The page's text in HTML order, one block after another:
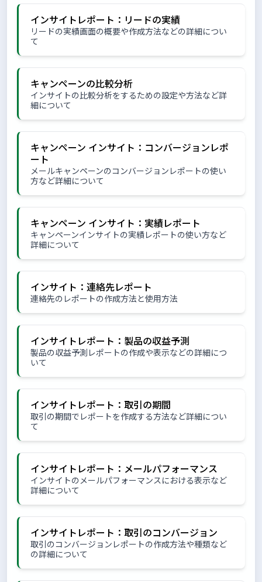
インサイトレポート：リードの実績
リードの実績画面の概要や作成方法などの詳細につい
て
キャンペーンの比較分析
インサイトの比較分析をするための設定や方法など詳
細について
キャンペーン インサイト：コンバージョンレポ
ート
メールキャンペーンのコンバージョンレポートの使い
方など詳細について
キャンペーン インサイト：実績レポート
キャンペーンインサイトの実績レポートの使い方など
詳細について
インサイト：連絡先レポート
連絡先のレポートの作成方法と使用方法
インサイトレポート：製品の収益予測
製品の収益予測レポートの作成や表示などの詳細につ
いて
インサイトレポート：取引の期間
取引の期間でレポートを作成する方法など詳細につい
て
インサイトレポート：メールパフォーマンス
インサイトのメールパフォーマンスにおける表示など
詳細について
インサイトレポート：取引のコンバージョン
取引のコンバージョンレポートの作成方法や種類など
の詳細について